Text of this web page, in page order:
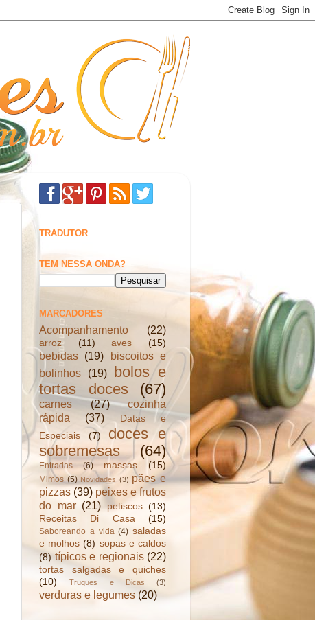
TRADUTOR
TEM NESSA ONDA?
MARCADORES
Acompanhamento (22)
arroz (11) aves (15)
bebidas (19)
biscoitos e
bolinhos
(19)
bolos e
tortas doces
(67)
carnes (27)
cozinha
rápida
(37)
Datas e
Especiais
(7)
doces e
sobremesas
(64)
Entradas (6) massas (15)
Mimos (5) Novidades (3) pães e
pizzas (39) peixes e frutos
do mar (21) petiscos (13)
Receitas Di Casa
(15)
Saboreando a vida (4) saladas
e molhos (8) sopas e caldos
(8) típicos e regionais (22)
tortas salgadas e quiches
(10)
Truques e Dicas (3)
verduras e legumes (20)